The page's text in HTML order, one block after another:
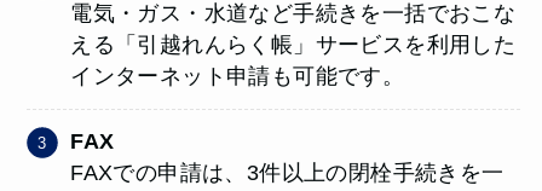
電気・ガス・水道など手続きを一括でおこな
える「引越れんらく帳」サービスを利用した
インターネット申請も可能です。
FAX
FAXでの申請は、3件以上の閉栓手続きを一